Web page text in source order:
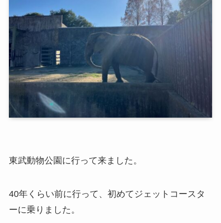
東武動物公園に行って来ました。
40年くらい前に行って、初めてジェットコースタ
ーに乗りました。